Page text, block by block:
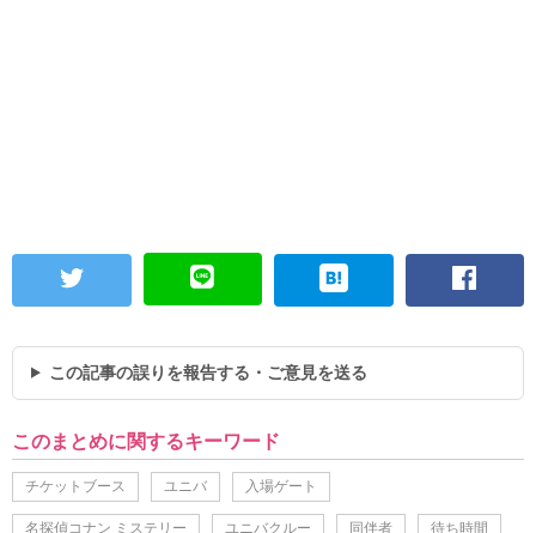
この記事の誤りを報告する・ご意見を送る
このまとめに関するキーワード
チケットブース ユニバ 入場ゲート
名探偵コナン ミステリー ユニバクルー 同伴者 待ち時間